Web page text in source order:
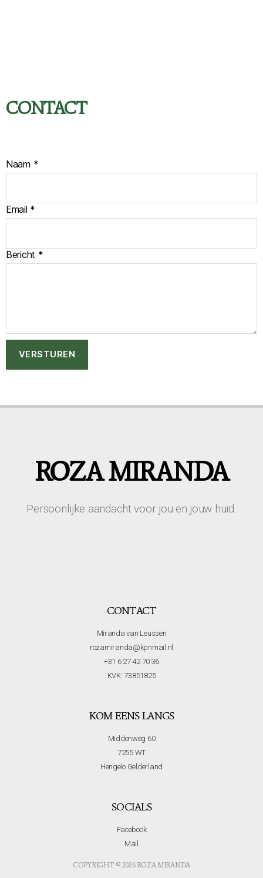
CONTACT
B
e
c
h
*
*
Naam *
Email *
Bericht *
VERSTUREN
ROZA MIRANDA
Persoonlijke aandacht voor jou en jouw huid.
CONTACT
Miranda van Leussen
rozamiranda@kpnmail.nl
+31 6 27 42 70 36
KVK: 73851825
KOM EENS LANGS
Middenweg 60
7255 WT
Hengelo Gelderland
SOCIALS
Facebook
Mail
COPYRIGHT © 2026 ROZA MIRANDA